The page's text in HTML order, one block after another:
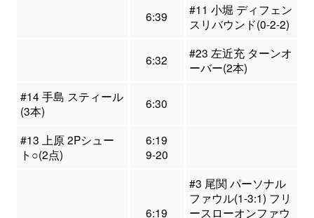
6:39
#11 小堀 ディフェン
スリバウンド(0-2-2)
6:32
#23 左近充 ターンオ
ーバー(2本)
#14 手島 スティール
(3本)
6:30
#13 上原 2Pシュー
ト○(2点)
6:19
9-20
6:19
#3 尾関 パーソナル
ファウル(1-3:1) フリ
ースローオンファウ